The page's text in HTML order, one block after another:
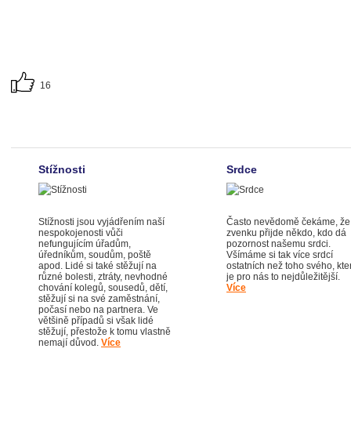
16
Stížnosti
Stížnosti jsou vyjádřením naší
nespokojenosti vůči
nefungujícím úřadům,
úředníkům, soudům, poště
apod. Lidé si také stěžují na
různé bolesti, ztráty, nevhodné
chování kolegů, sousedů, dětí,
stěžují si na své zaměstnání,
počasí nebo na partnera. Ve
většině případů si však lidé
stěžují, přestože k tomu vlastně
nemají důvod. Více
Srdce
Často nevědomě čekáme, že
zvenku přijde někdo, kdo dá
pozornost našemu srdci.
Všímáme si tak více srdcí
ostatních než toho svého,
je pro nás to nejdůležitější.
Více